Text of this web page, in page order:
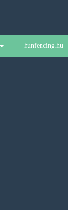
hunfencing.hu